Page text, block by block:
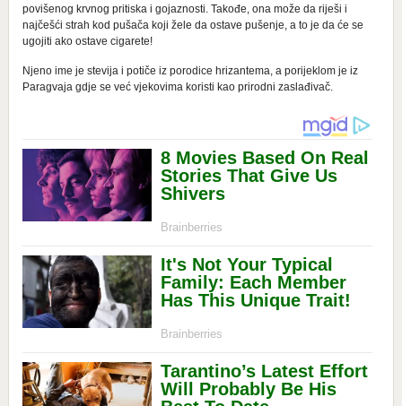
povišenog krvnog pritiska i gojaznosti. Takođe, ona može da riješi i
najčešći strah kod pušača koji žele da ostave pušenje, a to je da će se
ugojiti ako ostave cigarete!
Njeno ime je stevija i potiče iz porodice hrizantema, a porijeklom je iz
Paragvaja gdje se već vjekovima koristi kao prirodni zaslađivač.